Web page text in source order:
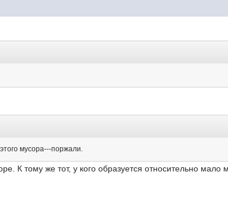
мусора---поржали.
К тому же тот, у кого образуется относительно мало